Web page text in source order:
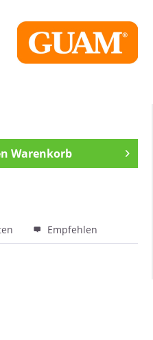
Warenkorb
Empfehlen